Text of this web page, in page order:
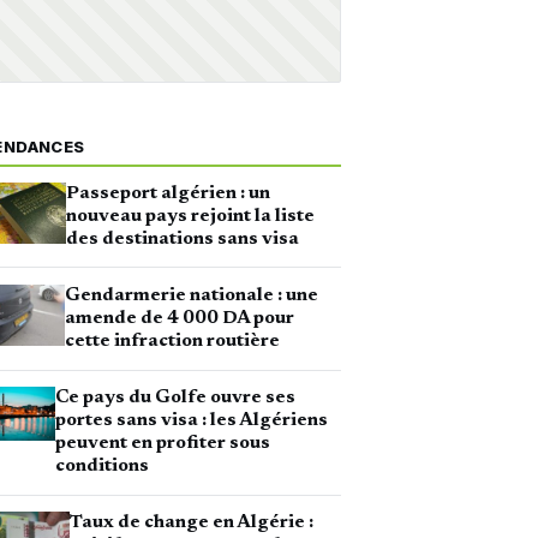
Passeport algérien : un
nouveau pays rejoint la liste
des destinations sans visa
Gendarmerie nationale : une
amende de 4 000 DA pour
cette infraction routière
Ce pays du Golfe ouvre ses
portes sans visa : les Algériens
peuvent en profiter sous
conditions
Taux de change en Algérie :